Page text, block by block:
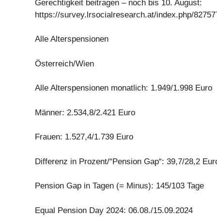
Gerechtigkeit beitragen – noch bis 10. August:
https://survey.lrsocialresearch.at/index.php/
Alle Alterspensionen
Österreich/Wien
Alle Alterspensionen monatlich: 1.949/1.998 Euro
Männer: 2.534,8/2.421 Euro
Frauen: 1.527,4/1.739 Euro
Differenz in Prozent/“Pension Gap“: 39,7/28,2
Pension Gap in Tagen (= Minus): 145/103 Tage
Equal Pension Day 2024: 06.08./15.09.2024